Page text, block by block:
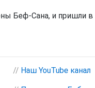
Беф-Сана, и пришли
// Наш YouTube канал